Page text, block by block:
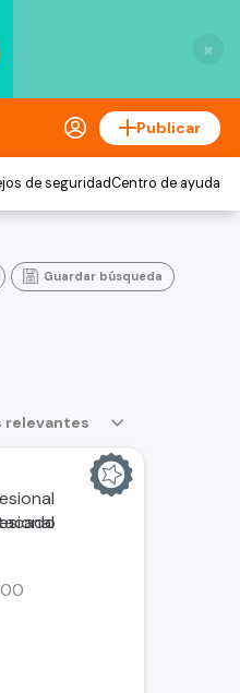
×
Publicar
de seguridadCentro de ayuda
Guardar búsqueda
relevantes